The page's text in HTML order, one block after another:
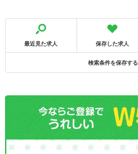
最近見た求人 保存した求人
検索条件を保存する